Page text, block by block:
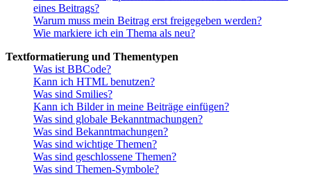
eines Beitrags?
Warum muss mein Beitrag erst freigegeben werden?
Wie markiere ich ein Thema als neu?
Textformatierung und Thementypen
Was ist BBCode?
Kann ich HTML benutzen?
Was sind Smilies?
Kann ich Bilder in meine Beiträge einfügen?
Was sind globale Bekanntmachungen?
Was sind Bekanntmachungen?
Was sind wichtige Themen?
Was sind geschlossene Themen?
Was sind Themen-Symbole?